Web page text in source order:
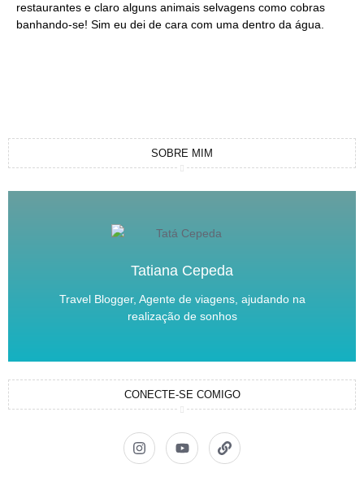
restaurantes e claro alguns animais selvagens como cobras
banhando-se! Sim eu dei de cara com uma dentro da água.
SOBRE MIM
Tatiana Cepeda
Travel Blogger, Agente de viagens, ajudando na
realização de sonhos
CONECTE-SE COMIGO